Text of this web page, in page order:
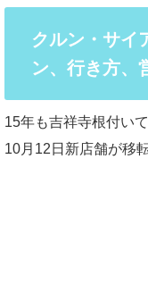
クルン・サイ
ン、行き方、
15年も吉祥寺根付い
10月12日新店舗が移